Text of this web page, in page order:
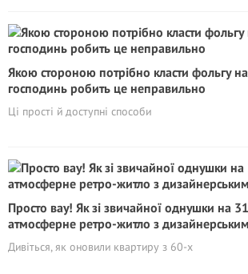
Якою стороною потрібно класти фольгу на
господинь робить це неправильно
Ці прості й доступні способи
Просто вау! Як зі звичайної однушки на
атмосферне ретро-житло з
Дивіться, як оновили квартиру з 60-х